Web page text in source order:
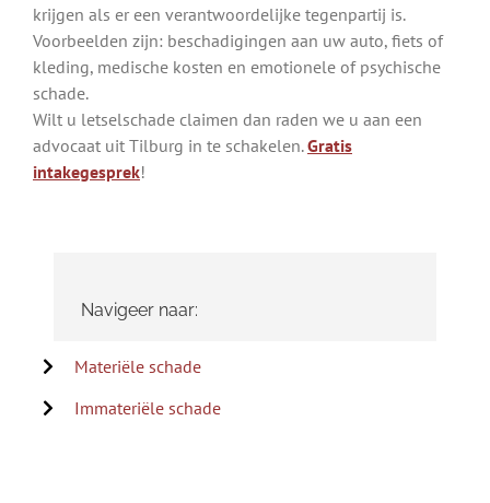
krijgen als er een verantwoordelijke tegenpartij is.
Voorbeelden zijn: beschadigingen aan uw auto, fiets of
kleding, medische kosten en emotionele of psychische
schade.
Wilt u letselschade claimen dan raden we u aan een
advocaat uit Tilburg in te schakelen.Gratis
intakegesprek!
Navigeer naar:
Materiële schade
Immateriële schade